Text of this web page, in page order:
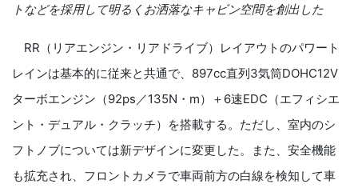
トなどを採用して明るくお洒落なキャビン空間を創出した
RR（リアエンジン・リアドライブ）レイアウトのパワート
レインは基本的に従来と共通で、897cc直列3気筒DOHC12V
ターボエンジン（92ps／135N・m）＋6速EDC（エフィシエ
ント・デュアル・クラッチ）を搭載する。ただし、室内のシ
フトノブについては新デザインに変更した。また、安全機能
も拡充され、フロントカメラで車両前方の白線を検知して車